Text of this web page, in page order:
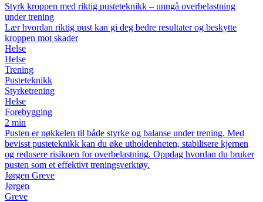
Styrk kroppen med riktig pusteteknikk – unngå overbelastning
under trening
Lær hvordan riktig pust kan gi deg bedre resultater og beskytte
kroppen mot skader
Helse
Helse
Trening
Pusteteknikk
Styrketrening
Helse
Forebygging
2 min
Pusten er nøkkelen til både styrke og balanse under trening. Med
bevisst pusteteknikk kan du øke utholdenheten, stabilisere kjernen
og redusere risikoen for overbelastning. Oppdag hvordan du bruker
pusten som et effektivt treningsverktøy.
Jørgen Greve
Jørgen
Greve